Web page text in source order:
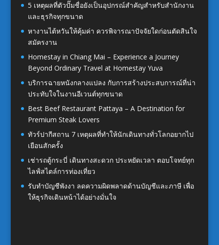
5 เหตุผลที่ตัวปั๊มชื่อยังเป็นอุปกรณ์สำคัญสำหรับสำนักงาน
และธุรกิจทุกขนาด
หางานไต้หวันให้คุ้มค่า ควรพิจารณาปัจจัยใดก่อนตัดสินใจ
สมัครงาน
Homestay in Chiang Mai – Experience a Journey
Beyond Ordinary Travel at Homestay Yuva
บริการฉายหนังกลางแปลง กับการสร้างประสบการณ์ที่น่า
ประทับใจในงานอีเวนต์ทุกขนาด
Best Beef Restaurant Pattaya – A Destination for
Premium Steak Lovers
ทัวร์ปากีสถาน 7 เหตุผลที่ทำให้นักเดินทางทั่วโลกอยากไป
เยือนสักครั้ง
เช่ารถตู้กระบี่ เดินทางสะดวก ประหยัดเวลา ตอบโจทย์ทุก
ไลฟ์สไตล์การท่องเที่ยว
รับทำบัญชีพังงา ลดความผิดพลาดด้านบัญชีและภาษี เพื่อ
ให้ธุรกิจเดินหน้าได้อย่างมั่นใจ